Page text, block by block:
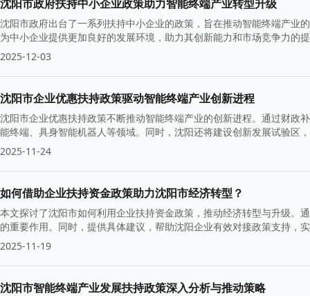
沈阳市政府扶持中小企业政策助力智能终端产业转型升级
沈阳市政府出台了一系列扶持中小企业的政策，旨在推动智能终端产业
为中小企业提供更加良好的发展环境，助力其创新能力和市场竞争力的
2025-12-03
沈阳市企业优惠扶持政策驱动智能终端产业创新进程
沈阳市企业优惠扶持政策不断推动智能终端产业的创新进程。通过财政
能终端、具身智能机器人等领域。同时，沈阳还将建设创新发展试验区
2025-11-24
如何借助企业扶持资金政策助力沈阳市经济转型？
本文探讨了沈阳市如何利用企业扶持资金政策，推动经济转型与升级。
的重要作用。同时，提供具体建议，帮助沈阳企业有效对接政策支持，
2025-11-19
沈阳市智能终端产业发展扶持政策深入分析与推动策略